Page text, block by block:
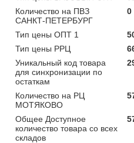
Количество на ПВЗ
САНКТ-ПЕТЕРБУРГ
0
Тип цены ОПТ 1
Тип цены РРЦ
Уникальный код товара
для синхронизации по
остаткам
Количество на РЦ
МОТЯКОВО
Общее Доступное
количество товара со всех
складов